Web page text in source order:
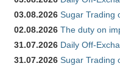
03.08.2026 Sugar Trading
02.08.2026 The duty on
31.07.2026 Daily Off-
31.07.2026 Sugar Trading